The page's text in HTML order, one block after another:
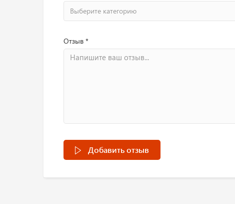
Выберите категорию
Отзыв *
Добавить отзыв